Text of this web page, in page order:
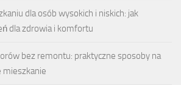
dla osób wysokich i niskich: jak
dla zdrowia i komfortu
bez remontu: praktyczne sposoby na
mieszkanie